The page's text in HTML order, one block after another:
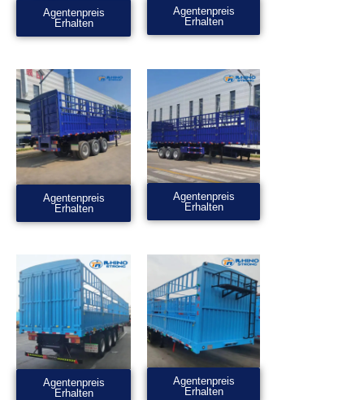
Agentenpreis
Erhalten
Agentenpreis
Erhalten
Agentenpreis
Erhalten
Agentenpreis
Erhalten
Agentenpreis
Erhalten
Agentenpreis
Erhalten